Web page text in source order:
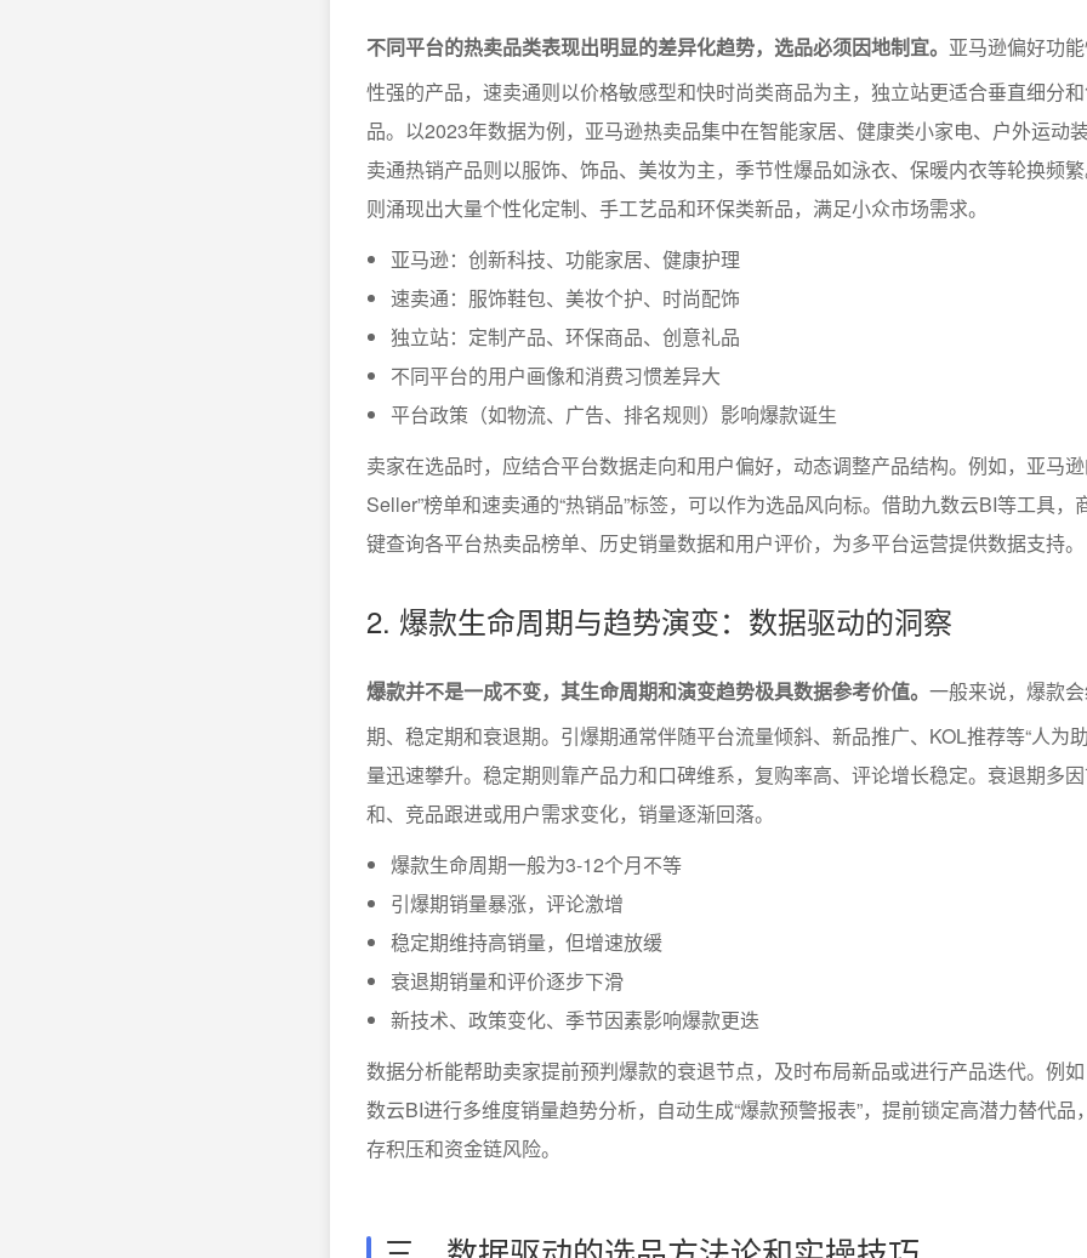
不同平台的热卖品类表现出明显的差异化趋势，选品必须因地制宜。 亚马逊偏好功
性强的产品，速卖通则以价格敏感型和快时尚类商品为主，独立站更适合垂直细分
品。以2023年数据为例，亚马逊热卖品集中在智能家居、健康类小家电、户外运动
卖通热销产品则以服饰、饰品、美妆为主，季节性爆品如泳衣、保暖内衣等轮换频
则涌现出大量个性化定制、手工艺品和环保类新品，满足小众市场需求。
亚马逊：创新科技、功能家居、健康护理
速卖通：服饰鞋包、美妆个护、时尚配饰
独立站：定制产品、环保商品、创意礼品
不同平台的用户画像和消费习惯差异大
平台政策（如物流、广告、排名规则）影响爆款诞生
卖家在选品时，应结合平台数据走向和用户偏好，动态调整产品结构。例如，亚马逊
Seller”榜单和速卖通的“热销品”标签，可以作为选品风向标。借助九数云BI等工具，
键查询各平台热卖品榜单、历史销量数据和用户评价，为多平台运营提供数据支持。
2. 爆款生命周期与趋势演变：数据驱动的洞察
爆款并不是一成不变，其生命周期和演变趋势极具数据参考价值。 一般来说，爆款
期、稳定期和衰退期。引爆期通常伴随平台流量倾斜、新品推广、KOL推荐等“人为
量迅速攀升。稳定期则靠产品力和口碑维系，复购率高、评论增长稳定。衰退期多
和、竞品跟进或用户需求变化，销量逐渐回落。
爆款生命周期一般为3-12个月不等
引爆期销量暴涨，评论激增
稳定期维持高销量，但增速放缓
衰退期销量和评价逐步下滑
新技术、政策变化、季节因素影响爆款更迭
数据分析能帮助卖家提前预判爆款的衰退节点，及时布局新品或进行产品迭代。例
数云BI进行多维度销量趋势分析，自动生成“爆款预警报表”，提前锁定高潜力替代品
存积压和资金链风险。